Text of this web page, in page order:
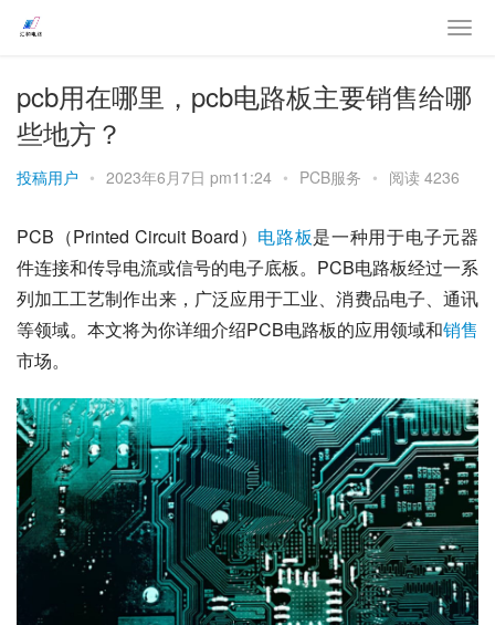
pcb用在哪里，pcb电路板主要销售给哪
些地方？
投稿用户 • 2023年6月7日 pm11:24 • PCB服务 • 阅读 4236
PCB（Printed Circuit Board） 电路板是一种用于电子元器
件连接和传导电流或信号的电子底板。PCB电路板经过一系
列加工工艺制作出来，广泛应用于工业、消费品电子、通讯
等领域。本文将为你详细介绍PCB电路板的应用领域和销售
市场。